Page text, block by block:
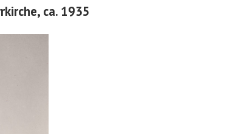
ca. 1935